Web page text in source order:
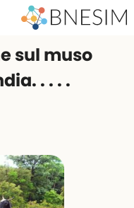
sul muso
. . . .